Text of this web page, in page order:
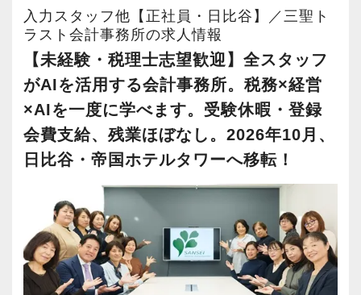
【錦糸町の事務所はこんなオフィスです】
錦糸町は”当社創業の地“。
17年間に及ぶ運営の中で、東京・千葉・埼玉と
都心部から周辺エリアに至るまで、幅広い業種
のお客様とのご縁が誕生した場所です。
創業当時から現在までずっとお取引をしている
フの距離感が近いという特徴があります。
そんなお客様に寄り添い、頼れるパートナーと
して専門性を活かしたい方に活躍していただき
たいオフィスです。
一人ひとりが成長を続けることこそ、私たち自
身やクライアントのために一番重要であること
をみんなが理解しています。
これから組織がさらに成長していくために、
「困難はみんなで乗り越える」環境づくりにも
ますます取り組んでいくので、たとえ経験の浅
い方でも、意欲と気概を持たれていれば、必ず
ご活躍いただけます。
◆チームで業務に取り組み、みんなで助け合
う社風です！
◆わからないことはすぐに聞けるメンバー間
の風通しの良さが自慢！
◆仕事やチームの課題にはみんなで解決に臨
入力スタッフ他【正社員・日比谷】／三聖ト
ラスト会計事務所の求人情報
【未経験・税理士志望歓迎】全スタッフ
がAIを活用する会計事務所。税務×経営
×AIを一度に学べます。受験休暇・登録
会費支給、残業ほぼなし。2026年10月、
日比谷・帝国ホテルタワーへ移転！